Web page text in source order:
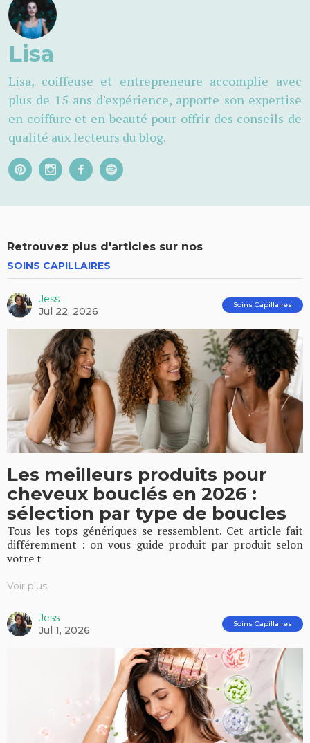
Lisa
Lisa, coiffeuse et entrepreneure accomplie avec
plus de 15 ans d'expérience, apporte son expertise
en coiffure et en beauté pour offrir des conseils de
qualité aux lecteurs du blog.
Retrouvez plus d'articles sur nos
SOINS CAPILLAIRES
Jess
Jul 22, 2026
Soins Capillaires
Les meilleurs produits pour
cheveux bouclés en 2026 :
sélection par type de boucles
Tous les tops génériques se ressemblent. Cet article fait
différemment : on vous guide produit par produit selon
votre t
Voir plus
Jess
Jul 1, 2026
Soins Capillaires